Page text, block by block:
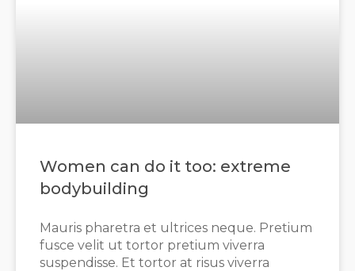
Women can do it too: extreme
bodybuilding
Mauris pharetra et ultrices neque. Pretium
fusce velit ut tortor pretium viverra
suspendisse. Et tortor at risus viverra